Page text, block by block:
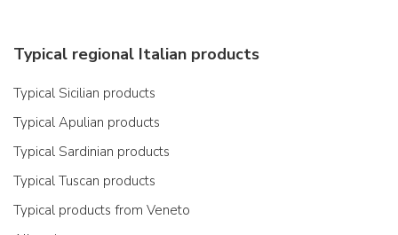
Typical regional Italian products
Typical Sicilian products
Typical Apulian products
Typical Sardinian products
Typical Tuscan products
Typical products from Veneto